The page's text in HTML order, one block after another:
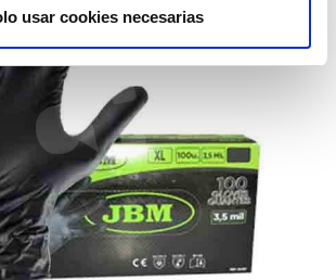
usar cookies necesarias